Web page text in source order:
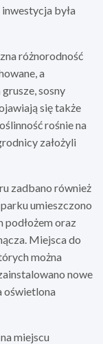
była
różnorodność
a
sosny
się także
rośnie na
założyli
zadbano również
umieszczono
podłożem oraz
Miejsca do
można
nowe
oświetlona
miejscu